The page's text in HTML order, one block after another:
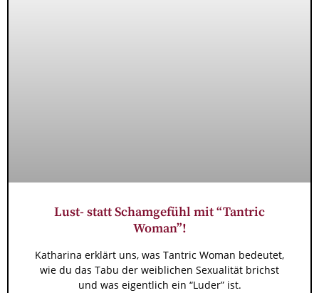
Lust- statt Schamgefühl mit “Tantric
Woman”!
Katharina erklärt uns, was Tantric Woman bedeutet,
wie du das Tabu der weiblichen Sexualität brichst
und was eigentlich ein “Luder” ist.